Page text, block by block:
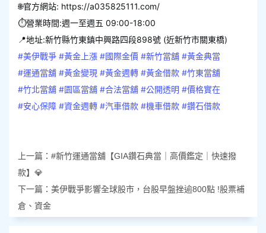
🌐官方網站: https://a035825111.com/
⏱️營業時間:週一至週五 09:00-18:00
📍地址:新竹縣竹東鎮中興路四段898號 (近新竹市關東橋)
#美伊戰爭 #黃金上漲 #國際金價 #新竹當舖 #黃金典當
#運通當舖 #黃金變現 #黃金週轉 #黃金借款 #竹東當舖
#竹北當舖 #園區當舖 #合法當舖 #公開透明 #價格實在
#安心保障 #資金週轉 #汽車借款 #機車借款 #鑽石借款
上一篇： #新竹運通當舖【GIA鑽石典當｜高價鑑定｜快速撥
款】💎
下一篇： 美伊戰爭影響全球股市，台股早盤挫逾800點 !股票補
倉、資金